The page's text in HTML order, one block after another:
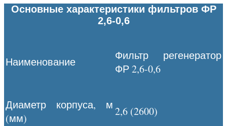
Основные характеристики фильтров ФР
2,6-0,6
Наименование
Фильтр регенератор
ФР 2,6-0,6
Диаметр корпуса, м
(мм)
2,6 (2600)